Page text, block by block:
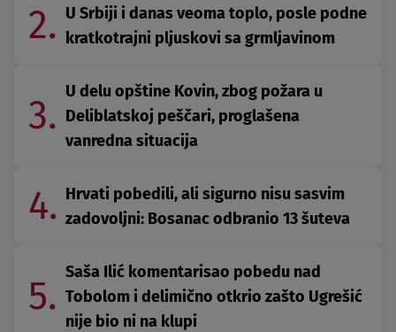
2. U Srbiji i danas veoma toplo, posle podne
kratkotrajni pljuskovi sa grmljavinom
3.
U delu opštine Kovin, zbog požara u
Deliblatskoj peščari, proglašena
vanredna situacija
4. Hrvati pobedili, ali sigurno nisu sasvim
zadovoljni: Bosanac odbranio 13 šuteva
5.
Saša Ilić komentarisao pobedu nad
Tobolom i delimično otkrio zašto Ugrešić
nije bio ni na klupi